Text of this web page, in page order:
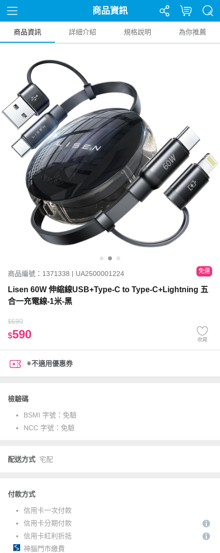
商品資訊
商品資訊 詳細介紹 規格說明 為你推薦
商品編號：1371338 | UA2500001224 免運
Lisen 60W 伸縮線USB+Type-C to Type-C+Lightning 五
合一充電線-1米-黑
$690
$590 收藏
※不適用優惠券
檢驗碼
BSMI 字號： 免驗
NCC 字號： 免驗
配送方式 宅配
付款方式
信用卡一次付款
信用卡分期付款
信用卡紅利折抵
神腦門市繳費